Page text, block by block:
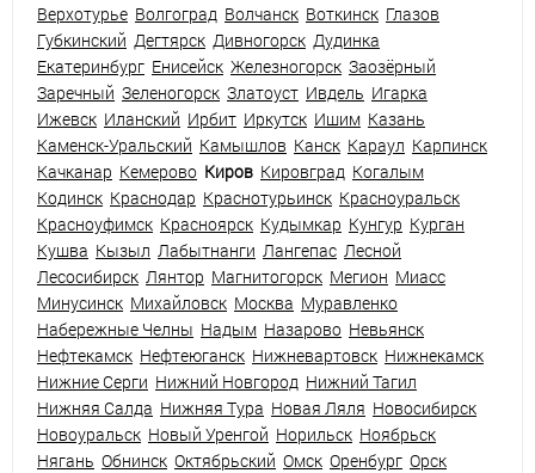
Верхотурье Волгоград Волчанск Воткинск Глазов
Губкинский Дегтярск Дивногорск Дудинка
Екатеринбург Енисейск Железногорск Заозёрный
Заречный Зеленогорск Златоуст Ивдель Игарка
Ижевск Иланский Ирбит Иркутск Ишим Казань
Каменск-Уральский Камышлов Канск Караул Карпинск
Качканар Кемерово Киров Кировград Когалым
Кодинск Краснодар Краснотурьинск Красноуральск
Красноуфимск Красноярск Кудымкар Кунгур Курган
Кушва Кызыл Лабытнанги Лангепас Лесной
Лесосибирск Лянтор Магнитогорск Мегион Миасс
Минусинск Михайловск Москва Муравленко
Набережные Челны Надым Назарово Невьянск
Нефтекамск Нефтеюганск Нижневартовск Нижнекамск
Нижние Серги Нижний Новгород Нижний Тагил
Нижняя Салда Нижняя Тура Новая Ляля Новосибирск
Новоуральск Новый Уренгой Норильск Ноябрьск
Нягань Обнинск Октябрьский Омск Оренбург Орск